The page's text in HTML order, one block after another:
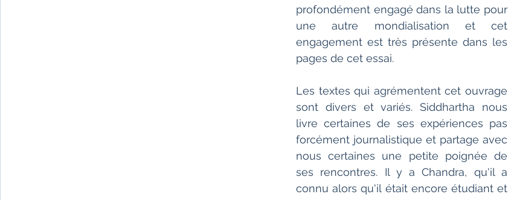
profondément engagé dans la lutte pour
une autre mondialisation et cet
engagement est très présente dans les
pages de cet essai.
Les textes qui agrémentent cet ouvrage
sont divers et variés. Siddhartha nous
livre certaines de ses expériences pas
forcément journalistique et partage avec
nous certaines une petite poignée de
ses rencontres. Il y a Chandra, qu'il a
connu alors qu'il était encore étudiant et